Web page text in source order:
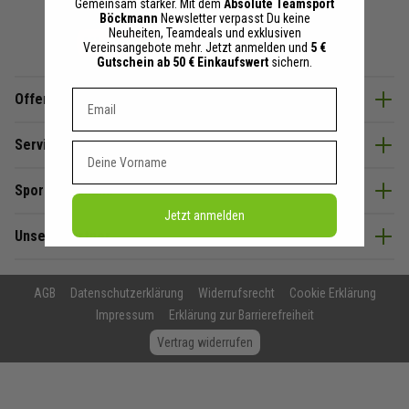
Offenes Ohr & Beratung
Service
SportBöckmann
Unsere Partner
AGB Datenschutzerklärung Widerrufsrecht
Cookie Erklärung
Impressum
Erklärung zur Barrierefreiheit
Vertrag widerrufen
Gemeinsam stärker. Mit dem Absolute Teamsport
Böckmann Newsletter verpasst Du keine
Neuheiten, Teamdeals und exklusiven
Vereinsangebote mehr. Jetzt anmelden und 5 €
Gutschein ab 50 € Einkaufswert sichern.
Dein E-mail Adresse
Vorname
Jetzt anmelden